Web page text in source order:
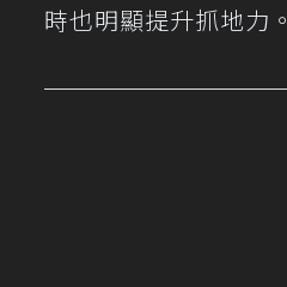
時也明顯提升抓地力。